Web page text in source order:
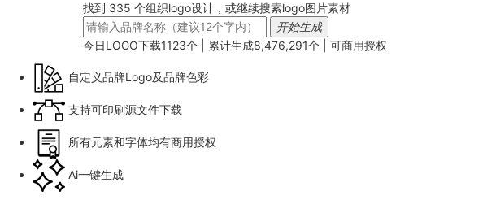
找到 335 个组织logo设计，或继续搜索logo图片素材
开始生成
今日LOGO下载1123个 | 累计生成8,476,291个 | 可商用授权
自定义品牌Logo及品牌色彩
支持可印刷源文件下载
所有元素和字体均有商用授权
Ai一键生成